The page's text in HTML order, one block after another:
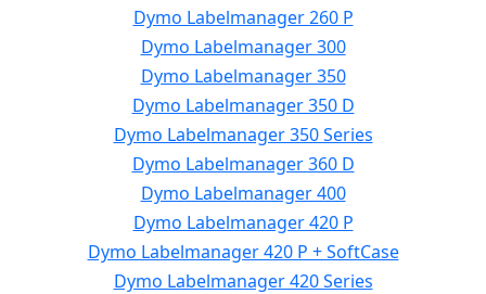
Dymo Labelmanager 260 P
Dymo Labelmanager 300
Dymo Labelmanager 350
Dymo Labelmanager 350 D
Dymo Labelmanager 350 Series
Dymo Labelmanager 360 D
Dymo Labelmanager 400
Dymo Labelmanager 420 P
Dymo Labelmanager 420 P + SoftCase
Dymo Labelmanager 420 Series